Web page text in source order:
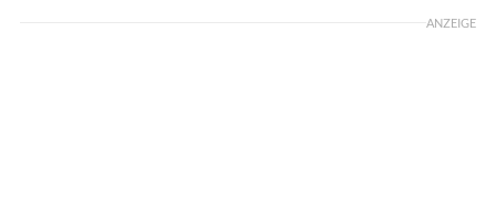
ANZEIGE